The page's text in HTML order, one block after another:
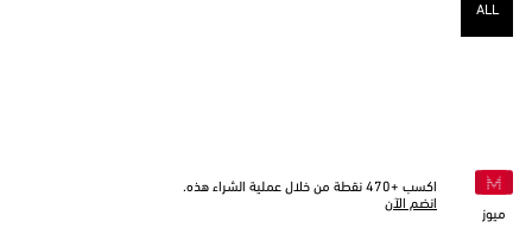
ALL
ميوز
اكسب +470 نقطة من خلال عملية الشراء هذه.
انضم الآن